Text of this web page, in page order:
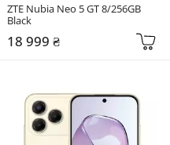
ZTE Nubia Neo 5 GT 8/256GB
Black
18 999 ₴